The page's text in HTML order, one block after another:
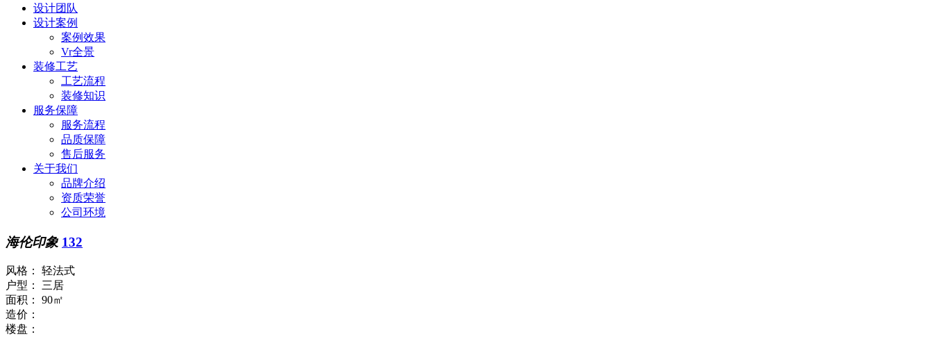
设计团队
设计案例
案例效果
Vr全景
装修工艺
工艺流程
装修知识
服务保障
服务流程
品质保障
售后服务
关于我们
品牌介绍
资质荣誉
公司环境
海伦印象 132
风格： 轻法式
户型： 三居
面积： 90㎡
造价：
楼盘：